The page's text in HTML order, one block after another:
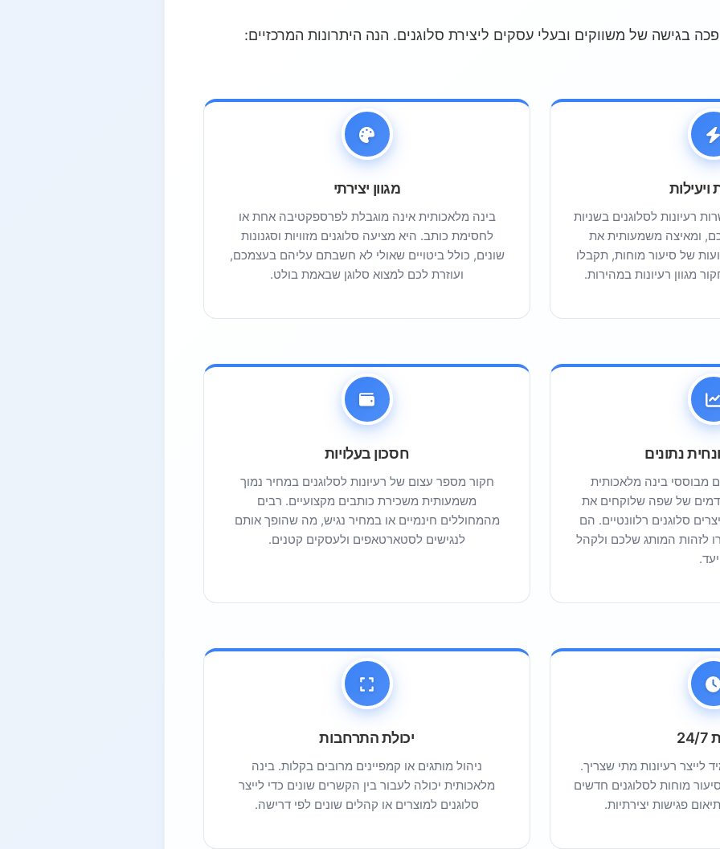
עם בינה מלאכותית
בגישה של משווקים ובעלי עסקים ליצירת סלוגנים. הנה היתרונות המרכזיים:
ויעילות
רעיונות לסלוגנים בשניות
ומאיצה משמעותית את
של סיעור מוחות, תקבלו
מגוון רעיונות במהירות.
מגוון יצירתי
בינה מלאכותית אינה מוגבלת לפרספקטיבה אחת או
לחסימת כותב. היא מציעה סלוגנים מזוויות וסגנונות
שונים, כולל ביטויים שאולי לא חשבתם עליהם בעצמכם,
ועוזרת לכם למצוא סלוגן שבאמת בולט.
נתונים
מבוססי בינה מלאכותית
של שפה שלוקחים את
סלוגנים רלוונטיים. הם
לזהות המותג שלכם ולקהל
חסכון בעלויות
חקור מספר עצום של רעיונות לסלוגנים במחיר נמוך
משמעותית משכירת כותבים מקצועיים. רבים
מהמחוללים חינמיים או במחיר נגיש, מה שהופך אותם
לנגישים לסטארטאפים ולעסקים קטנים.
7
לייצר רעיונות מתי שצריך.
מוחות לסלוגנים חדשים
פגישות יצירתיות.
יכולת התרחבות
ניהול מותגים או קמפיינים מרובים בקלות. בינה
מלאכותית יכולה לעבור בין הקשרים שונים כדי לייצר
סלוגנים למוצרים או קהלים שונים לפי דרישה.